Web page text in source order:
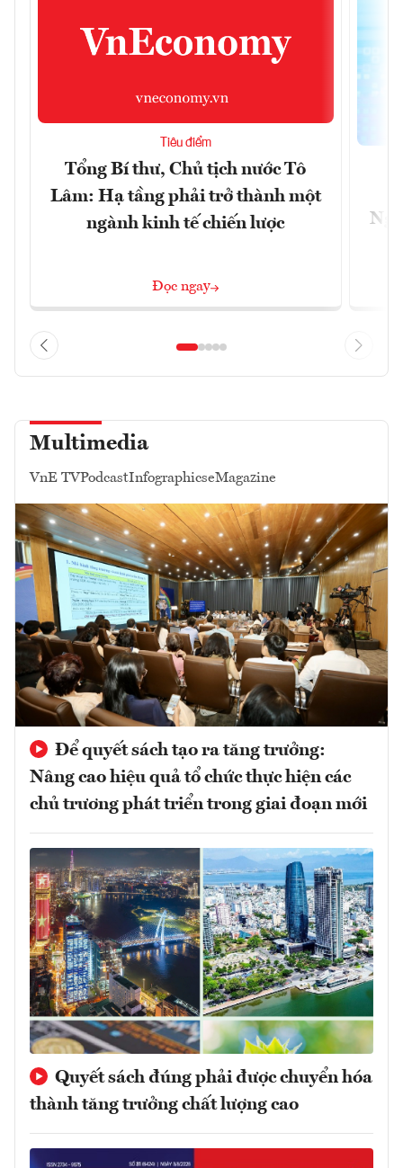
Tiêu điểm
Tổng Bí thư, Chủ tịch nước Tô
Lâm: Hạ tầng phải trở thành một
ngành kinh tế chiến lược
Đọc ngay
Multimedia
VnE TVPodcastInfographicseMagazine
Để quyết sách tạo ra tăng trưởng:
Nâng cao hiệu quả tổ chức thực hiện các
chủ trương phát triển trong giai đoạn mới
Quyết sách đúng phải được chuyển hóa
thành tăng trưởng chất lượng cao